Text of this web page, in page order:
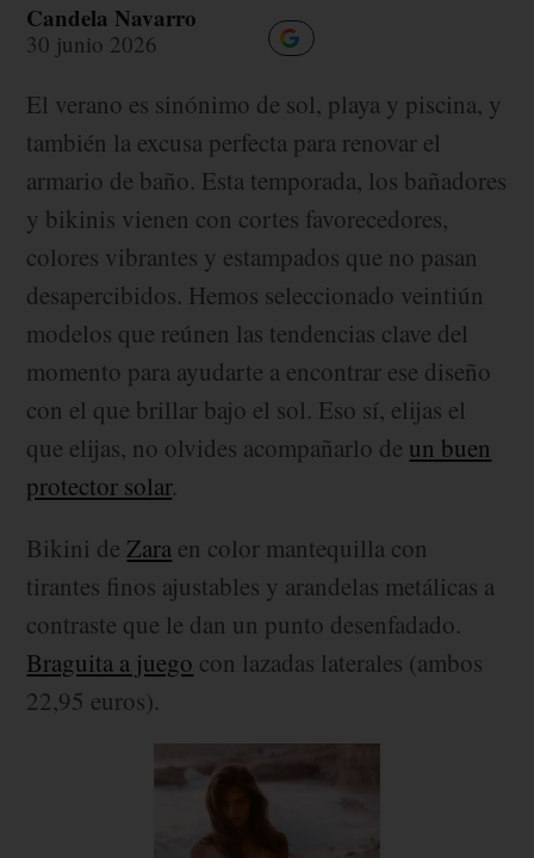
Candela Navarro
30 junio 2026
El verano es sinónimo de sol, playa y piscina, y
también la excusa perfecta para renovar el
armario de baño. Esta temporada, los bañadores
y bikinis vienen con cortes favorecedores,
colores vibrantes y estampados que no pasan
desapercibidos. Hemos seleccionado veintiún
modelos que reúnen las tendencias clave del
momento para ayudarte a encontrar ese diseño
con el que brillar bajo el sol. Eso sí, elijas el
que elijas, no olvides acompañarlo de un buen
protector solar.
Bikini deZara en color mantequilla con
tirantes finos ajustables y arandelas metálicas a
contraste que le dan un punto desenfadado.
Braguita a juego con lazadas laterales (ambos
22,95 euros).